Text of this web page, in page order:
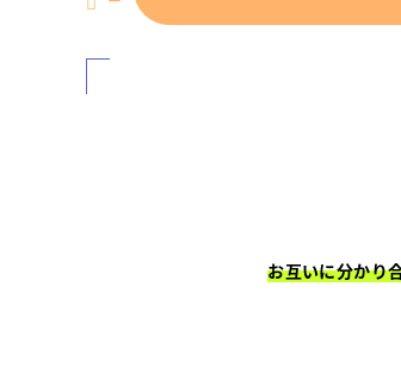
お互いに分かり